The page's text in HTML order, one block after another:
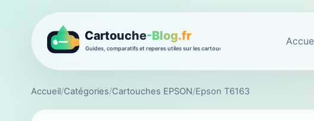
Accueil/Catégories/Cartouches EPSON/Epson T6163